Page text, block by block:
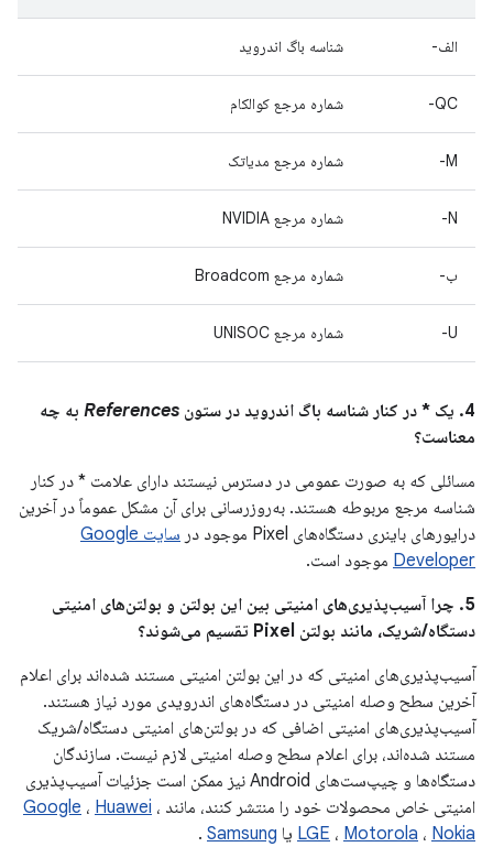
الف- شناسه باگ اندروید
QC- شماره مرجع کوالکام
M- شماره مرجع مدیاتک
N- شماره مرجع NVIDIA
ب- شماره مرجع Broadcom
U- شماره مرجع UNISOC
4. یک * در کنار شناسه باگ اندروید در ستون References به چه
معناست؟
مسائلی که به صورت عمومی در دسترس نیستند دارای علامت * در کنار
شناسه مرجع مربوطه هستند. به‌روزرسانی برای آن مشکل عموماً در آخرین
درایورهای باینری دستگاه‌های Pixel موجود در
سایت Google
Developer موجود است.
5. چرا آسیب‌پذیری‌های امنیتی بین این بولتن و بولتن‌های امنیتی
دستگاه/شریک، مانند بولتن Pixel تقسیم می‌شوند؟
آسیب‌پذیری‌های امنیتی که در این بولتن امنیتی مستند شده‌اند برای اعلام
آخرین سطح وصله امنیتی در دستگاه‌های اندرویدی مورد نیاز هستند.
آسیب‌پذیری‌های امنیتی اضافی که در بولتن‌های امنیتی دستگاه/شریک
مستند شده‌اند، برای اعلام سطح وصله امنیتی لازم نیست. سازندگان
دستگاه‌ها و چیپ‌ست‌های Android نیز ممکن است جزئیات آسیب‌پذیری
امنیتی خاص محصولات خود را منتشر کنند، مانند
Google ، Huawei ،
LGE ، Motorola ، Nokia یا Samsung
.